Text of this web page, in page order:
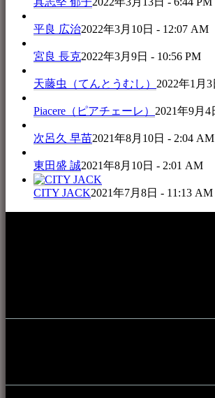
平良 広治2022年3月10日 - 12:07 AM
宮良 長克2022年3月9日 - 10:56 PM
天藤虫（てんとうむし） 2022年1月
Piacere（ピアチェーレ） 2021年9月
次呂久 早苗2021年8月10日 - 2:04 AM
東田盛 誠2021年8月10日 - 2:01 AM
CITY JACK2021年7月8日 - 11:13 AM